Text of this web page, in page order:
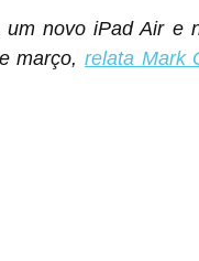
novo iPad Air e
março, relata Mark